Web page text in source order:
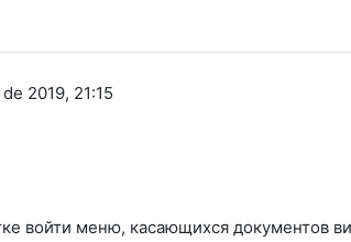
2019, 21:15
войти меню, касающихся документов